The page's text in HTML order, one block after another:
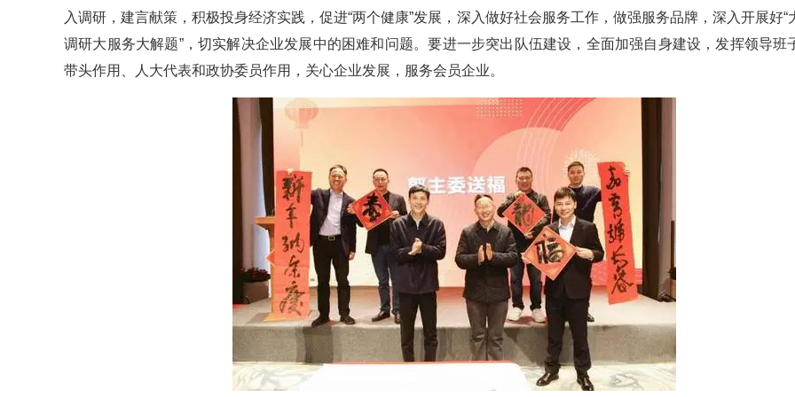
入调研，建言献策，积极投身经济实践，促进“两个健康”发展，深入做好社会服务工作，做强服务品牌，深入开展好“
调研大服务大解题”，切实解决企业发展中的困难和问题。要进一步突出队伍建设，全面加强自身建设，发挥领导班
带头作用、人大代表和政协委员作用，关心企业发展，服务会员企业。